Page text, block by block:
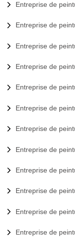
Entreprise de
Entreprise de
Entreprise de
Entreprise de
Entreprise de
Entreprise de
Entreprise de
Entreprise de
Entreprise de
Entreprise de
Entreprise de
Entreprise de